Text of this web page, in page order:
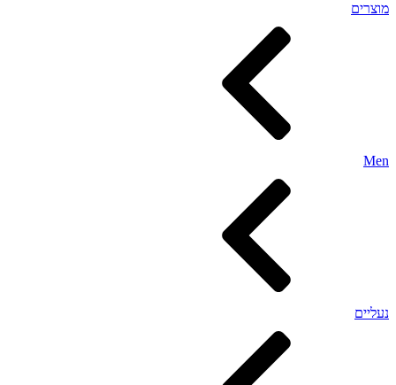
מוצרים
Men
נעליים